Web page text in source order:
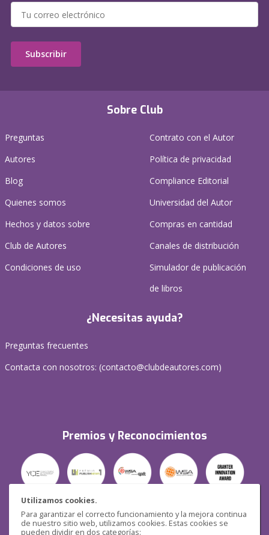
Utilizamos cookies.
Para garantizar el correcto funcionamiento y la mejora continua
de nuestro sitio web, utilizamos cookies. Estas cookies se
pueden dividir en dos categorías:
Sobre Club
Preguntas
Autores
Blog
Quienes somos
Hechos y datos sobre
Club de Autores
Condiciones de uso
Contrato con el Autor
Política de privacidad
Compliance Editorial
Universidad del Autor
Compras en cantidad
Canales de distribución
Simulador de publicación
de libros
¿Necesitas ayuda?
Preguntas frecuentes
Contacta con nosotros: (contacto@clubdeautores.com)
Premios y Reconocimientos
Seguridad
Subscribir